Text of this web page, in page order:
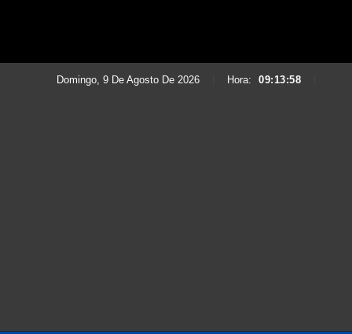
Domingo, 9 De Agosto De 2026 Hora: 09:13:59